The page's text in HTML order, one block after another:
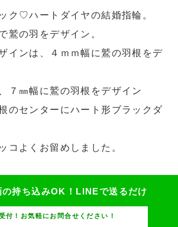
ク♡ハートダイヤの結婚指輪。
鷲の羽をデザイン。
インは、４ｍｍ幅に鷲の羽根をデ
７㎜幅に鷲の羽根をデザイン
のセンターにハート形ブラックダ
コよくお留めしました。
持ち込みOK！ LINEで送るだけ
付！お気軽にお問合せください！